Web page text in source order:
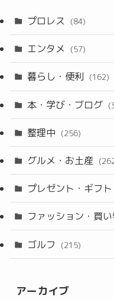
プロレス (84)
エンタメ (57)
暮らし・便利 (162)
本・学び・ブログ
整理中 (256)
グルメ・お土産
プレゼント・ギフト
ファッション・買
ゴルフ (215)
アーカイブ